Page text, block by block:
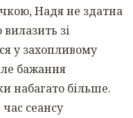
Надя не здатна
зі
у захопливому
бажання
набагато більше.
сеансу